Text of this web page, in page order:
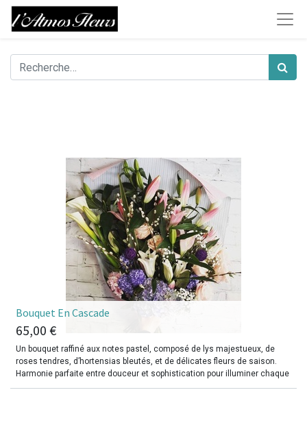
​Bouquet En Cascade
65,00 €
Un bouquet raffiné aux notes pastel, composé de lys majestueux, de
roses tendres, d’hortensias bleutés, et de délicates fleurs de saison.
Harmonie parfaite entre douceur et sophistication pour illuminer chaque
occasion ou offrir un message d’affection inoubliable.